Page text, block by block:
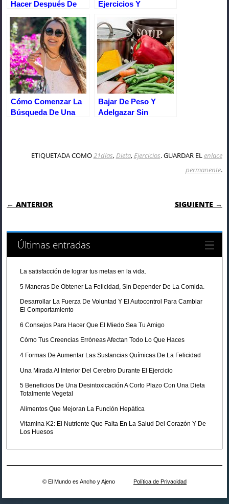
Hacer Después De
Una Salud A Toda
Prueba?
Ejercicios Y
Quemagrasas Para
Mujeres
Cómo Comenzar La
Búsqueda De Una
Bajar De Peso Y
Adelgazar Sin
ETIQUETADA COMO21días,Dieta,Ejercicios. GUARDAR ELenlace
permanente.
NAVEGACIÓN DE ENTRADAS
← ANTERIOR SIGUIENTE →
Últimas entradas
La satisfacción de lograr tus metas en la vida.
5 Maneras De Obtener La Felicidad, Sin Depender De La Comida.
Desarrollar La Fuerza De Voluntad Y El Autocontrol Para Cambiar
El Comportamiento
6 Consejos Para Hacer Que El Miedo Sea Tu Amigo
Cómo Tus Creencias Erróneas Afectan Todo Lo Que Haces
4 Formas De Aumentar Las Sustancias Químicas De La Felicidad
Una Mirada Al Interior Del Cerebro Durante El Ejercicio
5 Beneficios De Una Desintoxicación A Corto Plazo Con Una Dieta
Totalmente Vegetal
Alimentos Que Mejoran La Función Hepática
Vitamina K2: El Nutriente Que Falta En La Salud Del Corazón Y De
Los Huesos
© El Mundo es Ancho y Ajeno Política de Privacidad